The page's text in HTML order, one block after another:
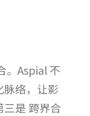
。Aspial 不
脉络，让影
三是 跨界合